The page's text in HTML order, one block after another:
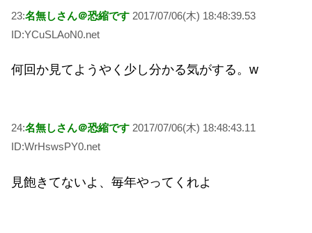
23:名無しさん＠恐縮です 2017/07/06(木) 18:48:39.53
ID:YCuSLAoN0.net
何回か見てようやく少し分かる気がする。w
24:名無しさん＠恐縮です 2017/07/06(木) 18:48:43.11
ID:WrHswsPY0.net
見飽きてないよ、毎年やってくれよ